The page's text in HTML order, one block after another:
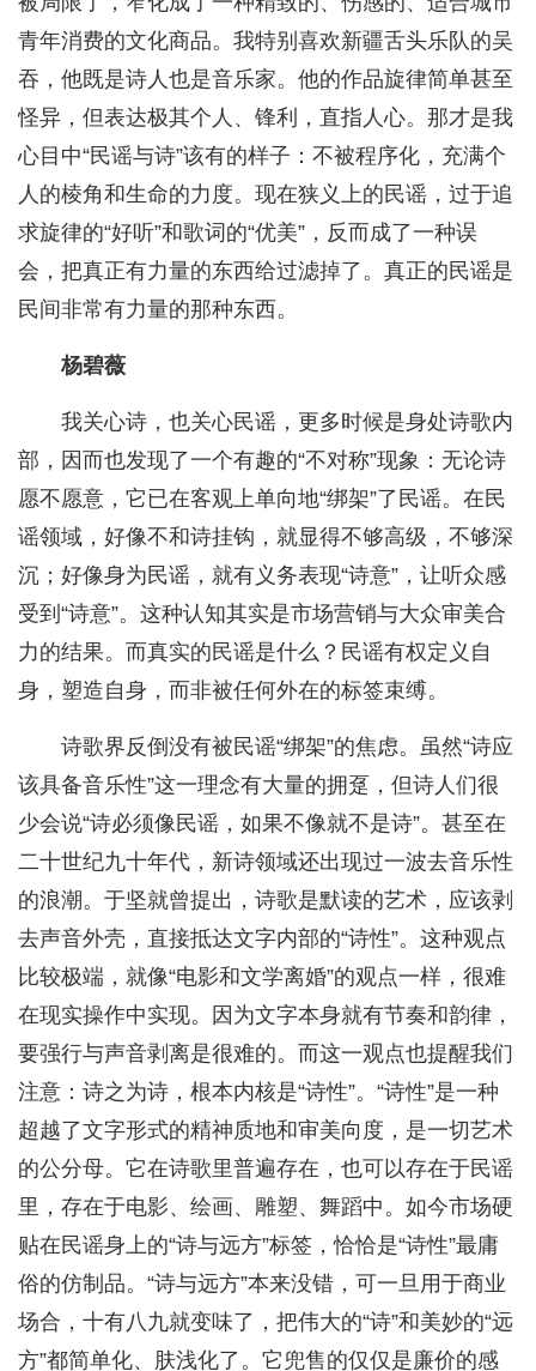
青年消费的文化商品。我特别喜欢新疆舌头乐队的吴
吞，他既是诗人也是音乐家。他的作品旋律简单甚至
怪异，但表达极其个人、锋利，直指人心。那才是我
心目中“民谣与诗”该有的样子：不被程序化，充满个
人的棱角和生命的力度。现在狭义上的民谣，过于追
求旋律的“好听”和歌词的“优美”，反而成了一种误
会，把真正有力量的东西给过滤掉了。真正的民谣是
民间非常有力量的那种东西。
杨碧薇
我关心诗，也关心民谣，更多时候是身处诗歌内
部，因而也发现了一个有趣的“不对称”现象：无论诗
愿不愿意，它已在客观上单向地“绑架”了民谣。在民
谣领域，好像不和诗挂钩，就显得不够高级，不够深
沉；好像身为民谣，就有义务表现“诗意”，让听众感
受到“诗意”。这种认知其实是市场营销与大众审美合
力的结果。而真实的民谣是什么？民谣有权定义自
身，塑造自身，而非被任何外在的标签束缚。
诗歌界反倒没有被民谣“绑架”的焦虑。虽然“诗应
该具备音乐性”这一理念有大量的拥趸，但诗人们很
少会说“诗必须像民谣，如果不像就不是诗”。甚至在
二十世纪九十年代，新诗领域还出现过一波去音乐性
的浪潮。于坚就曾提出，诗歌是默读的艺术，应该剥
去声音外壳，直接抵达文字内部的“诗性”。这种观点
比较极端，就像“电影和文学离婚”的观点一样，很难
在现实操作中实现。因为文字本身就有节奏和韵律，
要强行与声音剥离是很难的。而这一观点也提醒我们
注意：诗之为诗，根本内核是“诗性”。“诗性”是一种
超越了文字形式的精神质地和审美向度，是一切艺术
的公分母。它在诗歌里普遍存在，也可以存在于民谣
里，存在于电影、绘画、雕塑、舞蹈中。如今市场硬
贴在民谣身上的“诗与远方”标签，恰恰是“诗性”最庸
俗的仿制品。“诗与远方”本来没错，可一旦用于商业
场合，十有八九就变味了，把伟大的“诗”和美妙的“远
方”都简单化、肤浅化了。它兜售的仅仅是廉价的感